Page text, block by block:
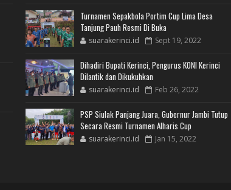
Turnamen Sepakbola Portim Cup Lima Desa
Tanjung Pauh Resmi Di Buka
suarakerinci.id Sept 19, 2022
Dihadiri Bupati Kerinci, Pengurus KONI Kerinci
Dilantik dan Dikukuhkan
suarakerinci.id Feb 26, 2022
PSP Siulak Panjang Juara, Gubernur Jambi Tutup
Secara Resmi Turnamen Alharis Cup
suarakerinci.id Jan 15, 2022